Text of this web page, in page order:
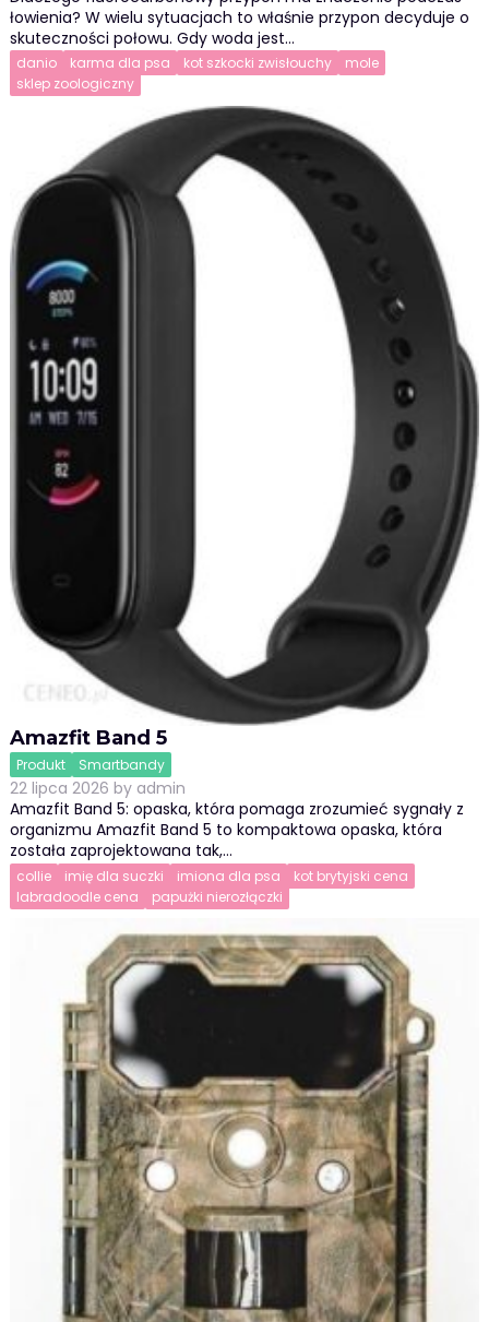
łowienia? W wielu sytuacjach to właśnie przypon decyduje o
skuteczności połowu. Gdy woda jest…
danio karma dla psa kot szkocki zwisłouchy
mole
sklep zoologiczny
Amazfit Band 5
Produkt Smartbandy
22 lipca 2026 by admin
Amazfit Band 5: opaska, która pomaga zrozumieć sygnały z
organizmu Amazfit Band 5 to kompaktowa opaska, która
została zaprojektowana tak,…
collie imię dla suczki imiona dla psa
kot brytyjski cena
labradoodle cena
papużki nierozłączki